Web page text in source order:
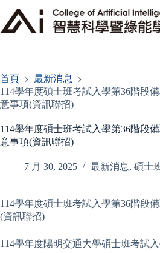
至
主
首頁
最新消息
114學年度碩士班考試入學第36階段
意事項(資訊聯招)
114學年度碩士班考試入學第36階段
意事項(資訊聯招)
7 月 30, 2025 最新消息, 碩士
114學年度碩士班考試入學第36階段
(資訊聯招)
114學年度陽明交通大學碩士班考試